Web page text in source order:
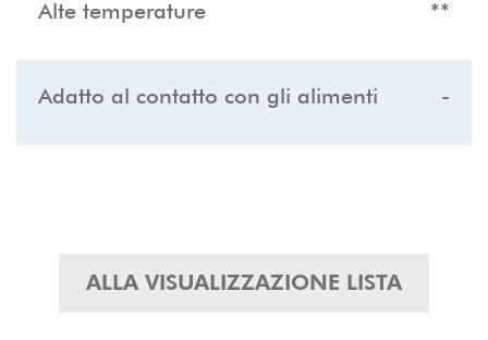
Alte temperature **
Adatto al contatto con gli alimenti -
ALLA VISUALIZZAZIONE LISTA